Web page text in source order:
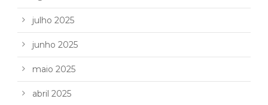
julho 2025
junho 2025
maio 2025
abril 2025